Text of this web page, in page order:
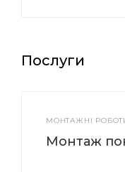
Послуги
МОНТАЖНІ
Монтаж